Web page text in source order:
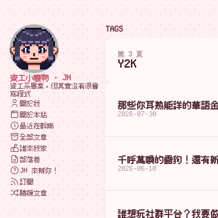
資工小廢物 - JN
資工系畢業，但其實沒有很會
寫程式
關於我
關於本站
最近在幹嘛
全部文章
誰來我家
部落卷
JN 來幫你！
訂閱
隨機文章
TAGS
第 3 頁
Y2K
那些你耳熟能詳的華語
2026-07-30
千呼萬喚的露狗！還有
2026-06-10
誰想玩社群平台？我要